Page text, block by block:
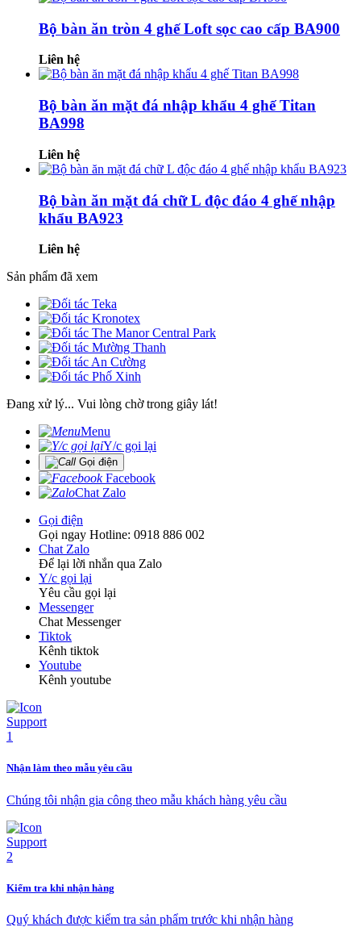
Bộ bàn ăn tròn 4 ghế Loft sọc cao cấp BA900
Liên hệ
Bộ bàn ăn mặt đá nhập khẩu 4 ghế Titan
BA998
Liên hệ
Bộ bàn ăn mặt đá chữ L độc đáo 4 ghế nhập
khẩu BA923
Liên hệ
Sản phẩm đã xem
Đang xử lý... Vui lòng chờ trong giây lát!
Menu
Y/c gọi lại
Gọi điện
Facebook
Chat Zalo
Gọi điện
Gọi ngay Hotline: 0918 886 002
Chat Zalo
Để lại lời nhắn qua Zalo
Y/c gọi lại
Yêu cầu gọi lại
Messenger
Chat Messenger
Tiktok
Kênh tiktok
Youtube
Kênh youtube
Nhận làm theo mẫu yêu cầu
Chúng tôi nhận gia công theo mẫu khách hàng yêu cầu
Kiểm tra khi nhận hàng
Quý khách được kiểm tra sản phẩm trước khi nhận hàng